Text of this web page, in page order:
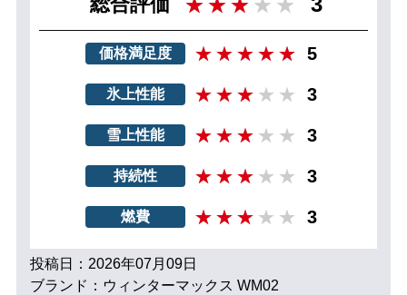
価格満足度 5
氷上性能 3
雪上性能 3
持続性 3
燃費 3
投稿日：2026年07月09日
ブランド：ウィンターマックス WM02